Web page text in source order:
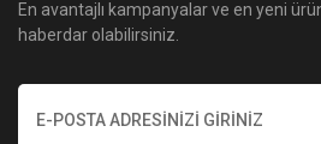
En avantajlı kampanyalar ve en yeni
haberdar olabilirsiniz.